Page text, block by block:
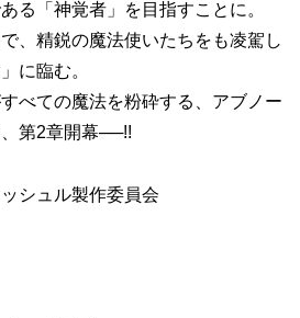
る「神覚者」を目指すことに。
、精鋭の魔法使いたちをも凌駕し
に臨む。
べての魔法を粉砕する、アブノー
第2章開幕──!!
シュル製作委員会